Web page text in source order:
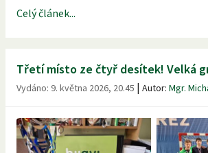
Celý článek...
Třetí místo ze čtyř desítek! Velká
Vydáno: 9. května 2026, 20.45 | Autor: Mgr.